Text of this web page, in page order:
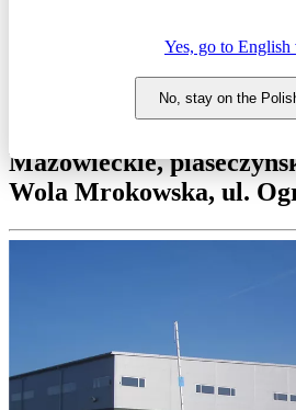
Yes, go to English
No, stay on the
Magazyn do
Altmaster Tarczyn
Mazowieckie,
Wola Mrokowska, ul.